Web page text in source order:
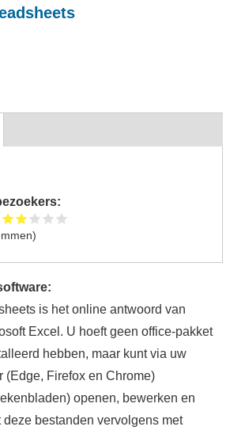
is het online antwoord van
Excel. U hoeft geen office-pakket
hebben, maar kunt via uw
(Edge, Firefox en Chrome)
openen, bewerken en
bestanden vervolgens met